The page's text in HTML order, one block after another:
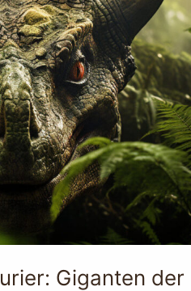
Giganten der